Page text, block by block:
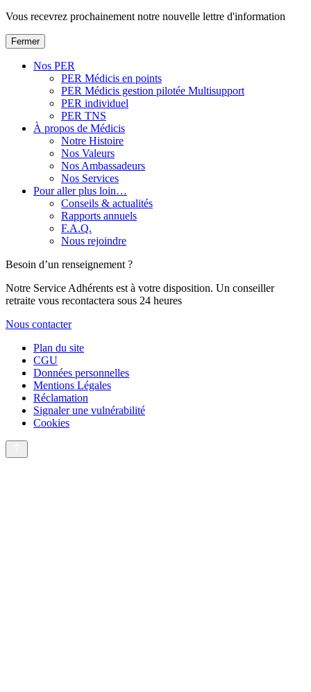
Vous recevrez prochainement notre nouvelle lettre d'information
Fermer
Nos PER
PER Médicis en points
PER Médicis gestion pilotée Multisupport
PER individuel
PER TNS
À propos de Médicis
Notre Histoire
Nos Valeurs
Nos Ambassadeurs
Nos Services
Pour aller plus loin…
Conseils & actualités
Rapports annuels
F.A.Q.
Nous rejoindre
Besoin d’un renseignement ?
Notre Service Adhérents est à votre disposition. Un conseiller
retraite vous recontactera sous 24 heures
Nous contacter
Plan du site
CGU
Données personnelles
Mentions Légales
Réclamation
Signaler une vulnérabilité
Cookies